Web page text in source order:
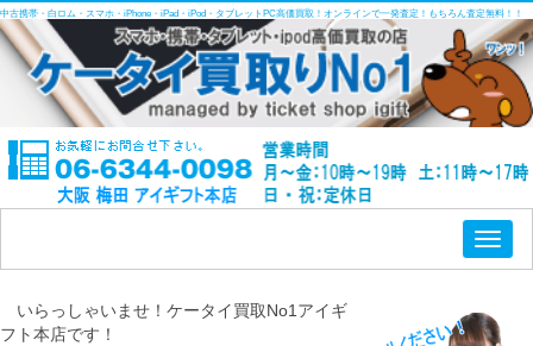
中古携帯・白ロム・スマホ・iPhone・iPad・iPod・タブレットPC高価買取！オンラインで一発査定！もちろん査定無料！！
いらっしゃいませ！ケータイ買取No1アイギ
フト本店です！